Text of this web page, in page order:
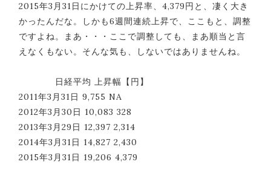
2015年3月31日にかけての上昇率、4,379円と、凄く大き
かったんだな。しかも6週間連続上昇で、ここもと、調整
ですよね。まあ・・・ここで調整しても、まあ順当と言
えなくもない。そんな気も、しないではありませんね。
日経平均 上昇幅【円】
2011年3月31日 9,755 NA
2012年3月30日 10,083 328
2013年3月29日 12,397 2,314
2014年3月31日 14,827 2,430
2015年3月31日 19,206 4,379